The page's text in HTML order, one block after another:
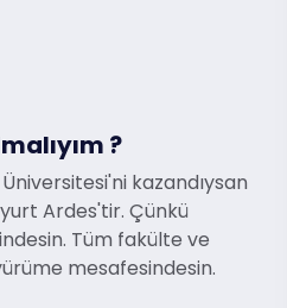
?
kazandıysan
Ardes'tir. Çünkü
Tüm fakülte ve
mesafesindesin.